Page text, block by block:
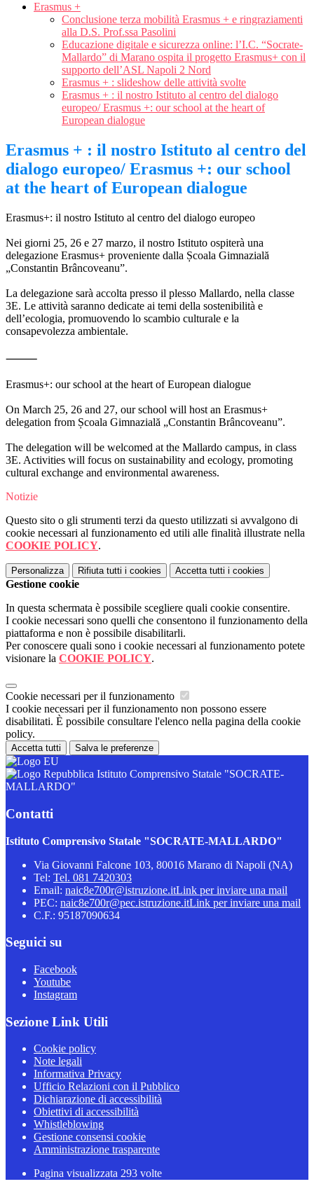
Erasmus +
Conclusione terza mobilità Erasmus + e ringraziamenti
alla D.S. Prof.ssa Pasolini
Educazione digitale e sicurezza online: l’I.C. “Socrate-
Mallardo” di Marano ospita il progetto Erasmus+ con il
supporto dell’ASL Napoli 2 Nord
Erasmus + : slideshow delle attività svolte
Erasmus + : il nostro Istituto al centro del dialogo
europeo/ Erasmus +: our school at the heart of
European dialogue
Erasmus + : il nostro Istituto al centro del
dialogo europeo/ Erasmus +: our school
at the heart of European dialogue
Erasmus+: il nostro Istituto al centro del dialogo europeo
Nei giorni 25, 26 e 27 marzo, il nostro Istituto ospiterà una
delegazione Erasmus+ proveniente dalla Școala Gimnazială
„Constantin Brâncoveanu”.
La delegazione sarà accolta presso il plesso Mallardo, nella classe
3E. Le attività saranno dedicate ai temi della sostenibilità e
dell’ecologia, promuovendo lo scambio culturale e la
consapevolezza ambientale.
⸻
Erasmus+: our school at the heart of European dialogue
On March 25, 26 and 27, our school will host an Erasmus+
delegation from Școala Gimnazială „Constantin Brâncoveanu”.
The delegation will be welcomed at the Mallardo campus, in class
3E. Activities will focus on sustainability and ecology, promoting
cultural exchange and environmental awareness.
Notizie
Questo sito o gli strumenti terzi da questo utilizzati si avvalgono di
cookie necessari al funzionamento ed utili alle finalità illustrate nella
COOKIE POLICY.
Personalizza Rifiuta tutti i cookies Accetta tutti i cookies
Gestione cookie
In questa schermata è possibile scegliere quali cookie consentire.
I cookie necessari sono quelli che consentono il funzionamento della
piattaforma e non è possibile disabilitarli.
Per conoscere quali sono i cookie necessari al funzionamento potete
visionare la COOKIE POLICY.
Cookie necessari per il funzionamento
I cookie necessari per il funzionamento non possono essere
disabilitati. È possibile consultare l'elenco nella pagina della cookie
policy.
Accetta tutti Salva le preferenze
Istituto Comprensivo Statale "SOCRATE-
MALLARDO"
Contatti
Istituto Comprensivo Statale "SOCRATE-MALLARDO"
Via Giovanni Falcone 103, 80016 Marano di Napoli (NA)
Tel: Tel. 081 7420303
Email: naic8e700r@istruzione.itLink per inviare una mail
PEC: naic8e700r@pec.istruzione.itLink per inviare una mail
C.F.: 95187090634
Seguici su
Facebook
Youtube
Instagram
Sezione Link Utili
Cookie policy
Note legali
Informativa Privacy
Ufficio Relazioni con il Pubblico
Dichiarazione di accessibilità
Obiettivi di accessibilità
Whistleblowing
Gestione consensi cookie
Amministrazione trasparente
Pagina visualizzata 293 volte